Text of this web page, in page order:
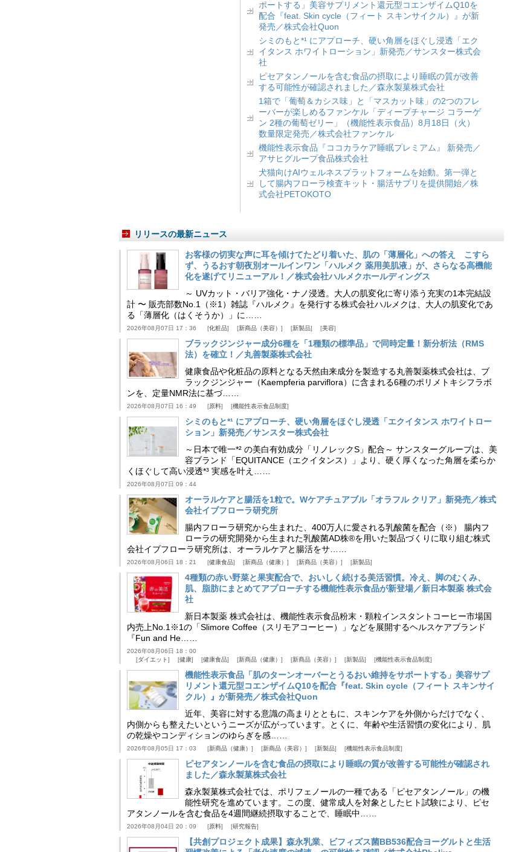
ポートする」美容サプリメント還元型コエンザイムQ10を
配合『feat. Skin cycle（フィート スキンサイクル）』が新
発売／株式会社Quon
シミのもと*¹ にアプローチ、硬い角層をほぐし浸透「エク
イタンス ホワイトローション」新発売／サンスター株式会
社
ピセアタンノールを含む食品の摂取により睡眠の質が改善
する可能性が確認されました／森永製菓株式会社
1箱で「葡萄＆カシス味」と「マスカット味」の2つのフレ
ーバーが楽しめるファンケル「ディープチャージ コラーゲ
ン 2種の葡萄ゼリー」（機能性表示食品）8月18日（火）
数量限定発売／株式会社ファンケル
機能性表示食品『ココカラケア睡眠プレミアム』 新発売／
アサヒグループ食品株式会社
犬猫向けAIウェルネスプラットフォームを始動。第一弾と
して腸内フローラ検査キット・腸活サプリを提供開始／株
式会社PETOKOTO
リリースの最新ニュース
お客様の切実な声に耳を傾けてたどり着いた、肌の「薄層化」への答え こすら
ず、うるおす朝夜別オールインワン「ハルメク 薬用美肌液」が、さらなる高機能
化を遂げてリニューアル！／株式会社ハルメクホールディングス
～ UVカット・バリア強化・ナノ浸透。大人の肌変化に寄り添う充実の1本完結設
計 〜 販売部数No.1（※1）雑誌『ハルメク』を発行する株式会社ハルメクは、大人の肌変化であ
る「薄層化（はくそうか）」に……
2026年08月07日 17：36 化粧品 新商品（美容） 新製品 美容
ブラックジンジャー成分6種を「1種類の標準品」で同時定量！新分析法（RMS
法）を確立！／丸善製薬株式会社
健康食品や化粧品の原料となる天然由来成分を製造する丸善製薬株式会社は、ブ
ラックジンジャー（Kaempferia parviflora）に含まれる6種のポリメトキシフラボ
ンを、定量NMR法に基づ……
2026年08月07日 16：49 原料 機能性表示食品制度
シミのもと*¹ にアプローチ、硬い角層をほぐし浸透「エクイタンス ホワイトロー
ション」新発売／サンスター株式会社
～日本で唯一*² の美白有効成分「リノレックS」配合～ サンスターグループは、美
容ブランド「EQUITANCE（エクイタンス）」より、硬く厚くなった角層を柔らか
くほぐして高い浸透*³ 実感を叶え……
2026年08月07日 09：44
オーラルケアと腸活を1粒で。Wケアチュアブル「オラフル クリア」新発売／株式
会社イブフローラ研究所
腸内フローラ研究から生まれた、400万人に愛される乳酸菌を配合（※） 腸内フ
ローラの研究開発から生まれた乳酸菌AD株®を用いた製品づくりに取り組む株式
会社イブフローラ研究所は、オーラルケアと腸活をサ……
2026年08月06日 18：21 健康食品 新商品（健康） 新商品（美容） 新製品
4種類の赤い野菜と果実配合で、おいしく続ける美活習慣。冷え、脚のむくみ、
肌、脂肪にまとめてアプローチする機能性表示食品が新登場／新日本製薬 株式会
社
新日本製薬 株式会社は、機能性表示食品粉末・顆粒インスタントコーヒー市場国
内売上No.1※1の「Slimore Coffee（スリモアコーヒー）」などを展開するヘルスケアブランド
『Fun and He……
2026年08月06日 18：00
ダイエット
健康 健康食品 新商品（健康） 新商品（美容） 新製品 機能性表示食品制度
機能性表示食品「肌のターンオーバーとうるおい維持をサポートする」美容サプ
リメント還元型コエンザイムQ10を配合『feat. Skin cycle（フィート スキンサイ
クル）』が新発売／株式会社Quon
近年、美容に対する意識の高まりとともに、スキンケアを外側からだけでなく、
内側からも整えたいというニーズが広がっています。とくに、年齢や生活習慣の変化により、肌
の乾燥やコンディションのゆらぎを感……
2026年08月05日 17：03 新商品（健康） 新商品（美容） 新製品 機能性表示食品制度
ピセアタンノールを含む食品の摂取により睡眠の質が改善する可能性が確認され
ました／森永製菓株式会社
森永製菓株式会社では、ポリフェノールの一種である「ピセアタンノール」の機
能性研究を進めています。この度、健常成人を対象としたヒト試験により、ピセ
アタンノールを含む食品を4週間継続摂取することで、睡眠中……
2026年08月04日 20：09 原料 研究報告
【共創プロジェクト成果】森永乳業、ビフィズス菌BB536配合ヨーグルトと生活